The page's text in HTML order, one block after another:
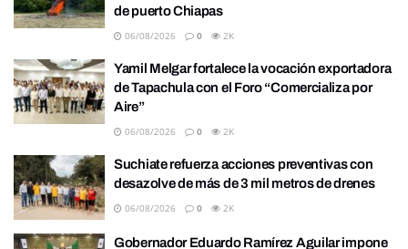
de puerto Chiapas
06/08/2026 0 2K
Yamil Melgar fortalece la vocación exportadora
de Tapachula con el Foro “Comercializa por
Aire”
06/08/2026 0 2K
Suchiate refuerza acciones preventivas con
desazolve de más de 3 mil metros de drenes
06/08/2026 0 2K
Gobernador Eduardo Ramírez Aguilar impone